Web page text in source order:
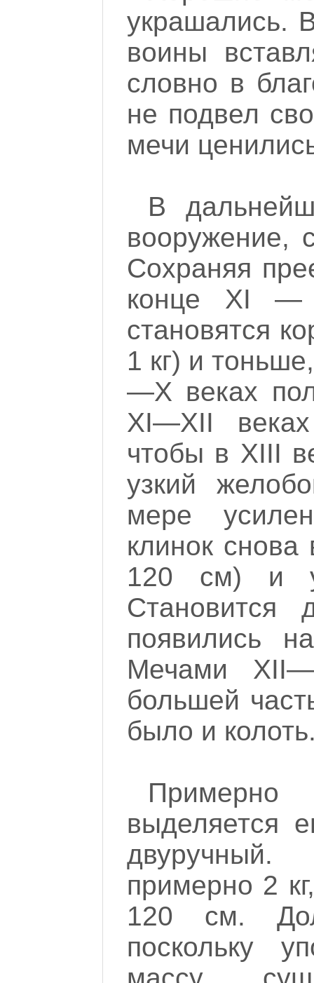
украшались.
воины
словно в
не подвел
мечи
В
вооружение,
Сохраняя
конце XI —
становятся
1 кг) и
—X веках
XI—XII
чтобы в XIII
узкий
мере
клинок снова
120 см) и
Становится
появились
Мечами
большей
было и
выделяется
примерно 2
120 см. Дол
поскольку